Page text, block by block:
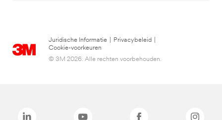
Juridische Informatie Privacybeleid
Cookie-voorkeuren
© 3M 2026. Alle rechten voorbehouden.